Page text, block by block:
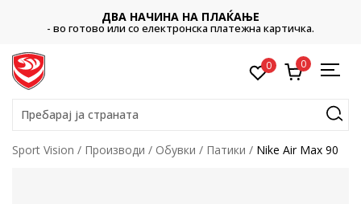
ДВА НАЧИНА НА ПЛАЌАЊЕ
- во готово или со електронска платежна картичка.
0 0
Пребарај ја страната
Sport Vision Производи Обувки Патики Nike Air Max 90